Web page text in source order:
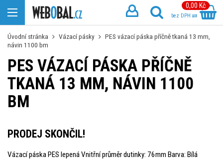
0,00 Kč
bez DPH
Úvodní stránka Vázací pásky
PES vázací páska příčně tkaná 13 mm,
návin 1100 bm
PES VÁZACÍ PÁSKA PŘÍČNĚ
TKANÁ 13 MM, NÁVIN 1100
BM
PRODEJ SKONČIL!
Vázací páska PES lepená Vnitřní průměr dutinky: 76mm Barva: Bílá